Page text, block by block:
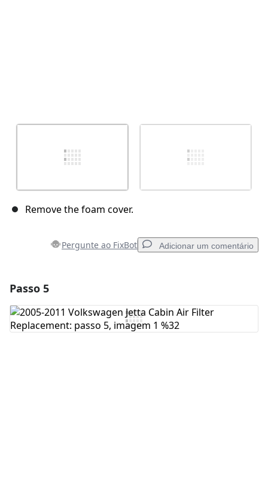
Remove the foam cover.
Pergunte ao FixBot Adicionar um comentário
Comentar
Passo 5